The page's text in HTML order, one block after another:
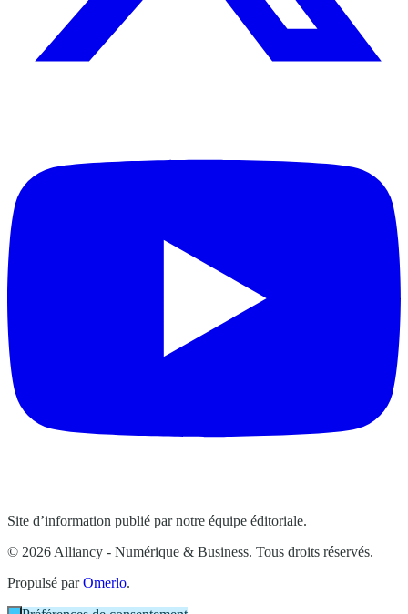
Site d’information publié par notre équipe éditoriale.
© 2026 Alliancy - Numérique & Business. Tous droits réservés.
Propulsé parOmerlo.